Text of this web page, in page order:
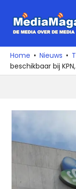
naar
media
over
de
Home Nieuws
beschikbaar bij